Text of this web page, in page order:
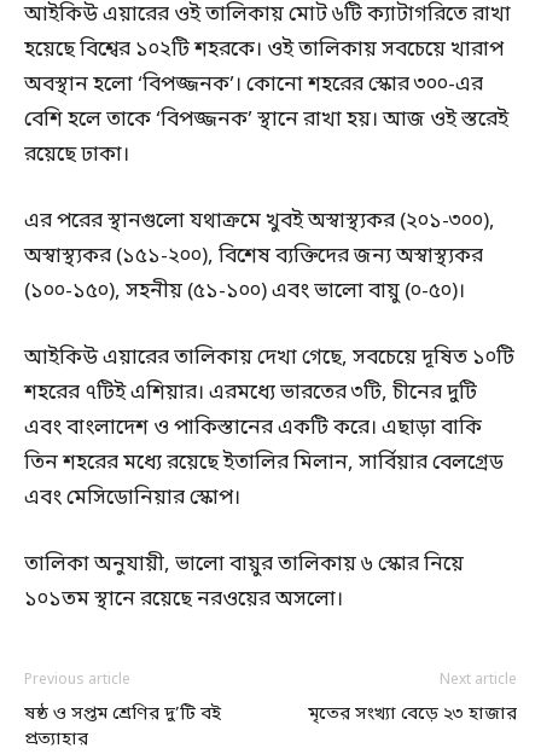
আইকিউ এয়ারের ওই তালিকায় মোট ৬টি ক্যাটাগরিতে রাখা
হয়েছে বিশ্বের ১০২টি শহরকে। ওই তালিকায় সবচেয়ে খারাপ
অবস্থান হলো ‘বিপজ্জনক’। কোনো শহরের স্কোর ৩০০-এর
বেশি হলে তাকে ‘বিপজ্জনক’ স্থানে রাখা হয়। আজ ওই স্তরেই
রয়েছে ঢাকা।
এর পরের স্থানগুলো যথাক্রমে খুবই অস্বাস্থ্যকর (২০১-৩০০),
অস্বাস্থ্যকর (১৫১-২০০), বিশেষ ব্যক্তিদের জন্য অস্বাস্থ্যকর
(১০০-১৫০), সহনীয় (৫১-১০০) এবং ভালো বায়ু (০-৫০)।
আইকিউ এয়ারের তালিকায় দেখা গেছে, সবচেয়ে দূষিত ১০টি
শহরের ৭টিই এশিয়ার। এরমধ্যে ভারতের ৩টি, চীনের দুটি
এবং বাংলাদেশ ও পাকিস্তানের একটি করে। এছাড়া বাকি
তিন শহরের মধ্যে রয়েছে ইতালির মিলান, সার্বিয়ার বেলগ্রেড
এবং মেসিডোনিয়ার স্কোপ।
তালিকা অনুযায়ী, ভালো বায়ুর তালিকায় ৬ স্কোর নিয়ে
১০১তম স্থানে রয়েছে নরওয়ের অসলো।
Previous article
ষষ্ঠ ও সপ্তম শ্রেণির দু’টি বই
প্রত্যাহার
Next article
মৃতের সংখ্যা বেড়ে ২৩ হাজার